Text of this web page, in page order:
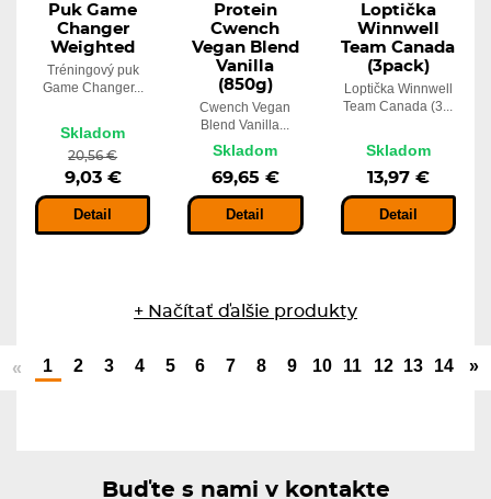
Puk Game
Changer
Weighted
Tréningový puk
Game Changer...
Skladom
20,56 €
9,03 €
Detail
Protein
Cwench
Vegan Blend
Vanilla
(850g)
Cwench Vegan
Blend Vanilla...
Skladom
69,65 €
Detail
Loptička
Winnwell
Team Canada
(3pack)
Loptička Winnwell
Team Canada (3...
Skladom
13,97 €
Detail
+ Načítať ďalšie produkty
« 1 2 3 4 5 6 7 8 9 10 11 12 13 14 »
Buďte s nami v kontakte